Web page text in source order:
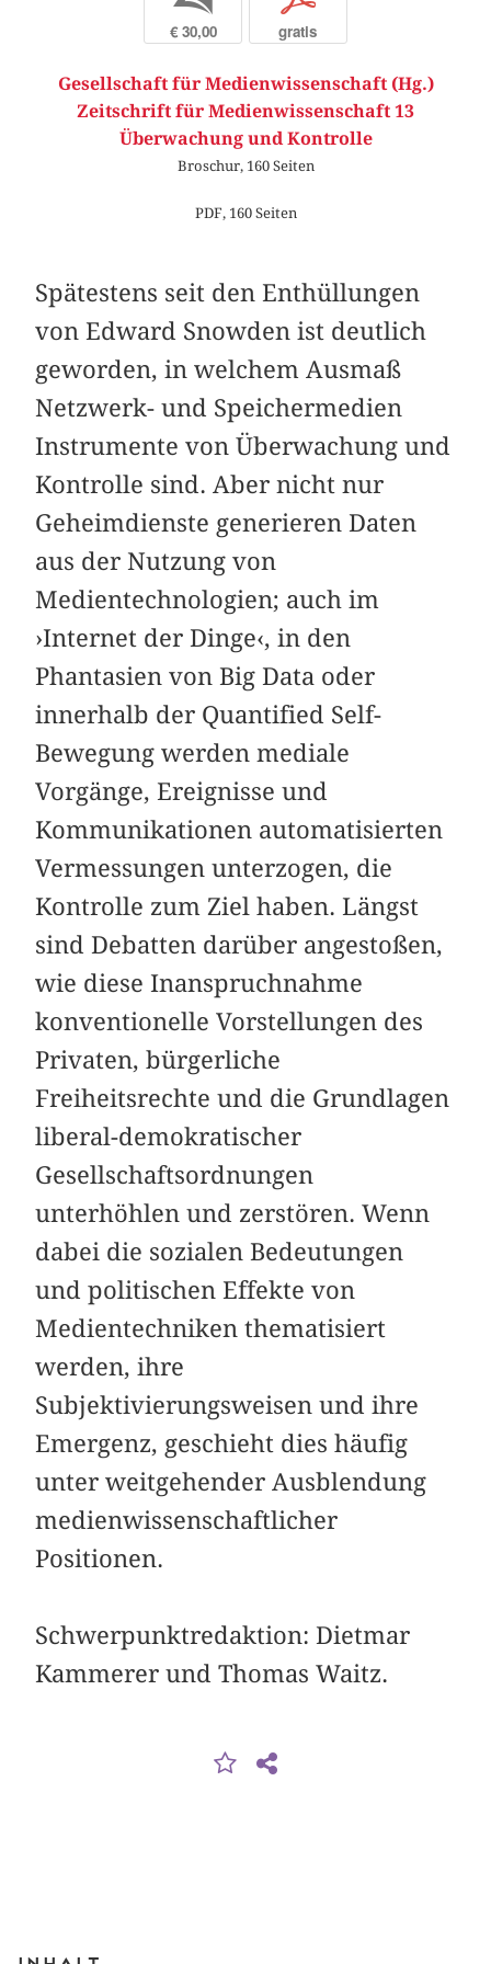
€ 30,00 gratis
Gesellschaft für Medienwissenschaft (Hg.)
Zeitschrift für Medienwissenschaft 13
Überwachung und Kontrolle
Broschur, 160 Seiten
PDF, 160 Seiten
Spätestens seit den Enthüllungen
von Edward Snowden ist deutlich
geworden, in welchem Ausmaß
Netzwerk- und Speichermedien
Instrumente von Überwachung und
Kontrolle sind. Aber nicht nur
Geheimdienste generieren Daten
aus der Nutzung von
Medientechnologien; auch im
›Internet der Dinge‹, in den
Phantasien von Big Data oder
innerhalb der Quantified Self-
Bewegung werden mediale
Vorgänge, Ereignisse und
Kommunikationen automatisierten
Vermessungen unterzogen, die
Kontrolle zum Ziel haben. Längst
sind Debatten darüber angestoßen,
wie diese Inanspruchnahme
konventionelle Vorstellungen des
Privaten, bürgerliche
Freiheitsrechte und die Grundlagen
liberal-demokratischer
Gesellschaftsordnungen
unterhöhlen und zerstören. Wenn
dabei die sozialen Bedeutungen
und politischen Effekte von
Medientechniken thematisiert
werden, ihre
Subjektivierungsweisen und ihre
Emergenz, geschieht dies häufig
unter weitgehender Ausblendung
medienwissenschaftlicher
Positionen.
Schwerpunktredaktion: Dietmar
Kammerer und Thomas Waitz.